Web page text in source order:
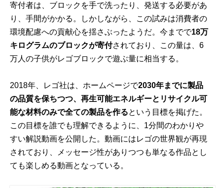
寄付者は、ブロックを手で洗ったり、発送する必要があ
り、手間がかかる。しかしながら、この試みは消費者の
環境配慮への貢献心を揺さぶったようだ。今までで18万
キログラムのブロックが寄付されており、この量は、6
万人の子供がレゴブロックで遊ぶ量に相当する。
2018年、レゴ社は、ホームページで2030年までに製品
の品質を保ちつつ、再生可能エネルギーとリサイクル可
能な材料のみで全ての製品を作るという目標を掲げた。
この目標を誰でも理解できるように、1分間のわかりや
すい解説動画を公開した。動画にはレゴの世界観が再現
されており、メッセージ性がありつつも単なる作品とし
ても楽しめる動画となっている。